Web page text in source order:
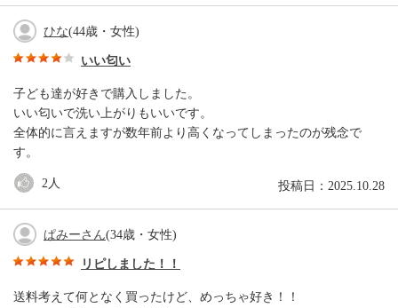
ひな(44歳・女性)
いい匂い
子ども達が好きで購入しました。
いい匂いで洗い上がりもいいです。
全体的に言えますが数年前より高くなってしまったのが残念で
す。
投稿日：2025.10.28
2 人
ぱみーさん(34歳・女性)
リピしました！！
送料考えて何となく買ったけど、めっちゃ好き！！